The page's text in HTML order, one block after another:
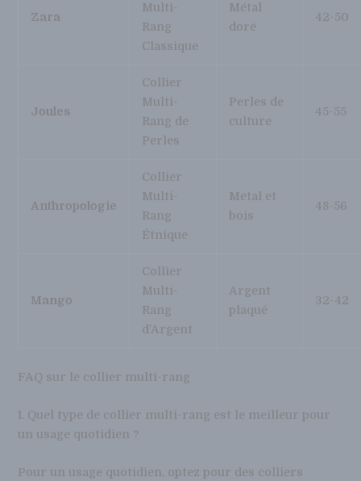
Zara
Multi-
Rang
Classique
Métal
doré
42-50
Joules
Collier
Multi-
Rang de
Perles
Perles de
culture
45-55
Anthropologie
Collier
Multi-
Rang
Étnique
Metal et
bois
48-56
Mango
Collier
Multi-
Rang
d’Argent
Argent
plaqué
32-42
FAQ sur le collier multi-rang
1. Quel type de collier multi-rang est le meilleur pour
un usage quotidien ?
Pour un usage quotidien, optez pour des colliers